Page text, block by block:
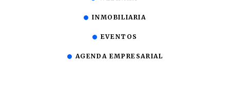
INMOBILIARIA
EVENTOS
AGENDA EMPRESARIAL